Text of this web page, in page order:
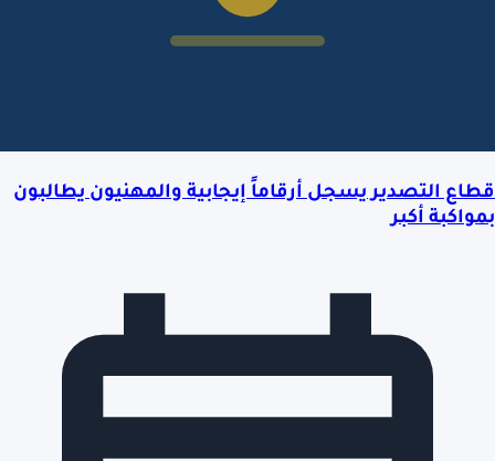
قطاع التصدير يسجل أرقاماً إيجابية والمهنيون يطالبون
بمواكبة أكبر